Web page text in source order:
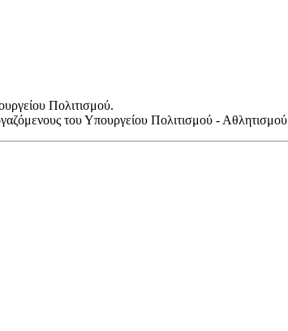
Πολιτισμού.
του Υπουργείου Πολιτισμού - Αθλητισμού